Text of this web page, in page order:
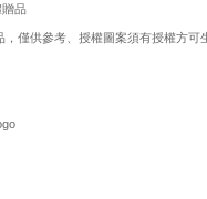
贈品
，僅供參考、授權圖案須有授權方可